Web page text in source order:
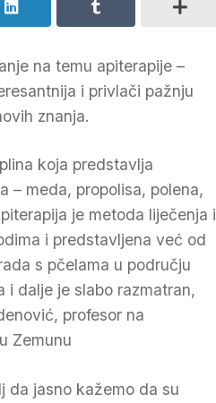
na temu apiterapije –
i privlači pažnju
znanja.
koja predstavlja
– meda, propolisa, polena,
je metoda liječenja i
i predstavljena već od
s pčelama u području
i dalje je slabo razmatran,
profesor na
Zemunu
da jasno kažemo da su